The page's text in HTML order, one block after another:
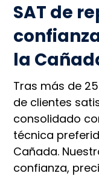
SAT de
la
Tras más de
de clientes
consolidado
técnica
Cañada.
confianza,